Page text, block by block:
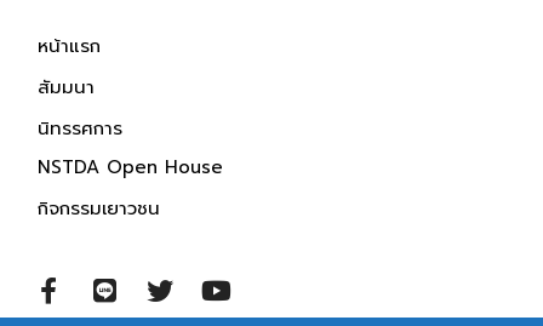
หน้าแรก
สัมมนา
นิทรรศการ
NSTDA Open House
กิจกรรมเยาวชน